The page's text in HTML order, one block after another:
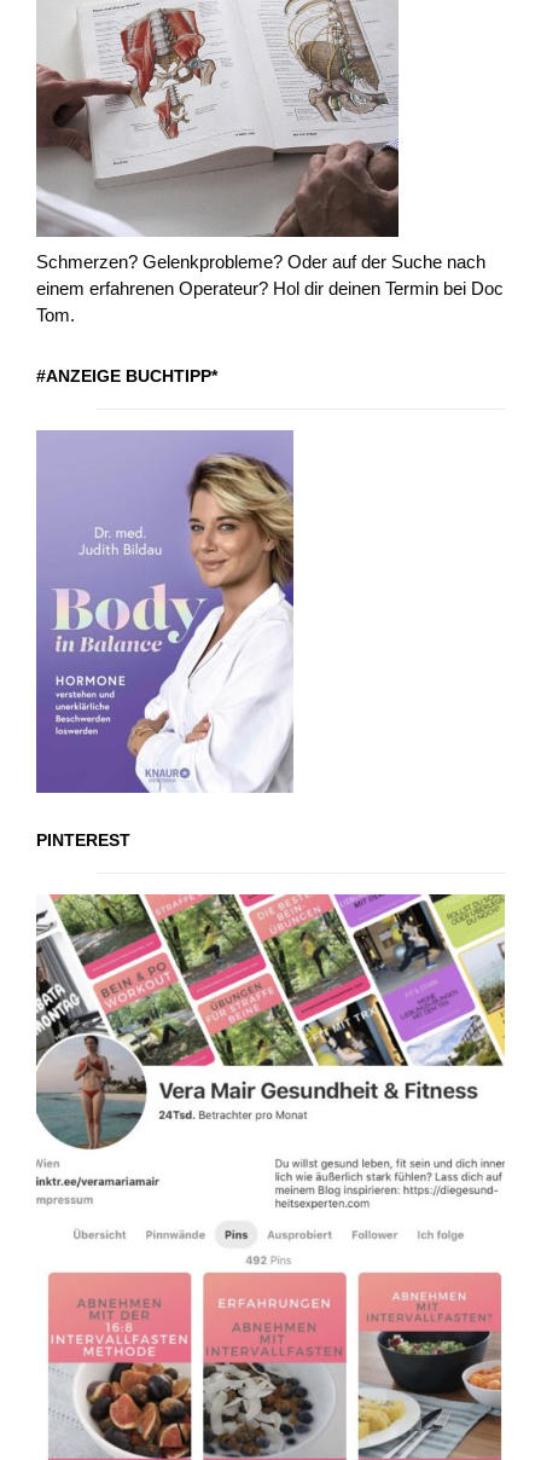
Schmerzen? Gelenkprobleme? Oder auf der Suche nach
einem erfahrenen Operateur? Hol dir deinen Termin bei Doc
Tom.
#ANZEIGE BUCHTIPP*
PINTEREST